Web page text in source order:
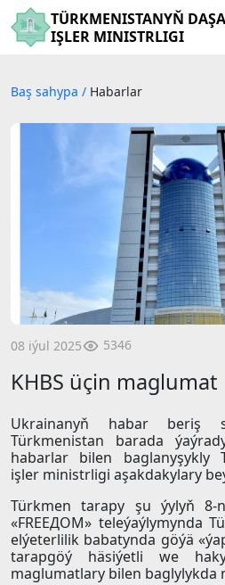
TÜRKMENISTANYŇ
IŞLER MINISTRLIGI
Baş sahypa / Habarlar
08 iýul 2025 5346
KHBS üçin maglumat
Ukrainanyň habar beriş
Türkmenistan barada
habarlar bilen baglanyşykly
işler ministrligi aşakdakylary
Türkmen tarapy şu ýylyň 8-
«FREEДОМ» teleýaýlymynda
elýeterlilik babatynda göýä
tarapgöý häsiýetli we
maglumatlary bilen baglylykda